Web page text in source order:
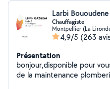
Larbi
Chauffagiste
Montpellier (La
4,9/5 (263
Présentation
bonjour,disponible pour
de la maintenance